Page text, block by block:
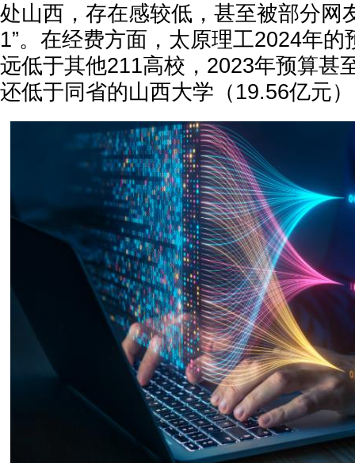
处山西，存在感较低，甚至被部分网
1”。在经费方面，太原理工2024年
远低于其他211高校，2023年预算甚
还低于同省的山西大学（19.56亿元